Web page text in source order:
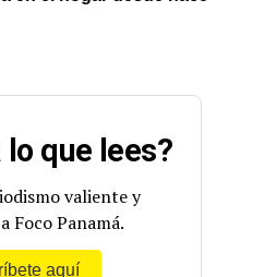
lo que lees?
valiente y
Foco Panamá.
aquí